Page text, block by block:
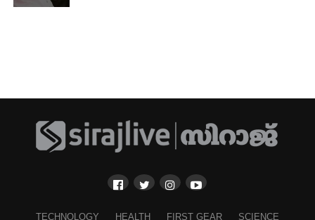
TECHNOLOGY HEALTH FIRST GEAR SCIENCE